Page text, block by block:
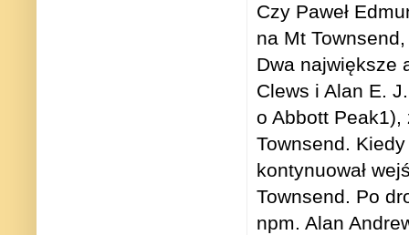
Czy Paweł
na Mt
Dwa największe
Clews i Alan E.
o Abbott Peak1),
Townsend.
kontynuował
Townsend. Po
npm. Alan